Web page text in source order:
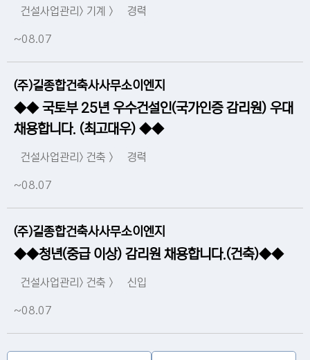
건설사업관리> 기계 > 경력
~08.07
(주)길종합건축사사무소이엔지
◆◆ 국토부 25년 우수건설인(국가인증 감리원) 우대
채용합니다. (최고대우) ◆◆
건설사업관리> 건축 > 경력
~08.07
(주)길종합건축사사무소이엔지
◆◆청년(중급 이상) 감리원 채용합니다.(건축)◆◆
건설사업관리> 건축 > 신입
~08.07